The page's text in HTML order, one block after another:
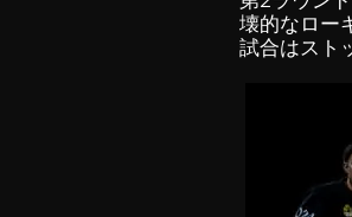
壊的なロー
試合はスト